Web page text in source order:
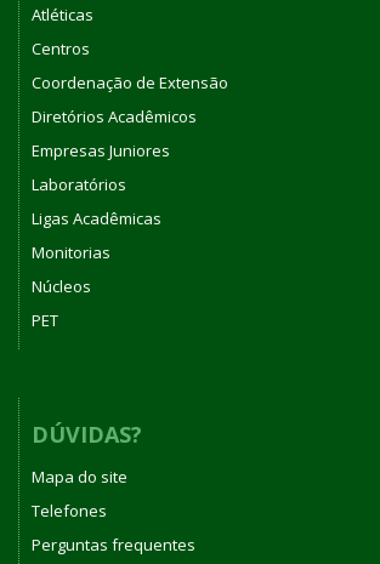
Atléticas
Centros
Coordenação de Extensão
Diretórios Acadêmicos
Empresas Juniores
Laboratórios
Ligas Acadêmicas
Monitorias
Núcleos
PET
DÚVIDAS?
Mapa do site
Telefones
Perguntas frequentes